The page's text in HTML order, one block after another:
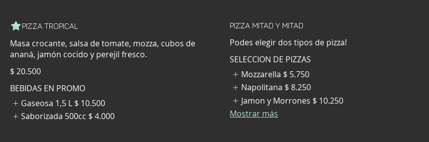
PIZZA TROPICAL
Masa crocante, salsa de tomate, mozza, cubos de
ananá, jamón cocido y perejil fresco.
$ 20.500
BEBIDAS EN PROMO
Gaseosa 1,5 L $ 10.500
Saborizada 500cc $ 4.000
PIZZA MITAD Y MITAD
Podes elegir dos tipos de pizza!
SELECCION DE PIZZAS
Mozzarella $ 5.750
Napolitana $ 8.250
Jamon y Morrones $ 10.250
Mostrar más